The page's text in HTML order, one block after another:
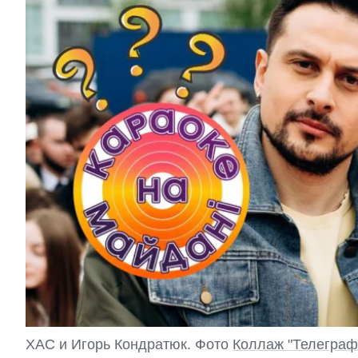
ХАС и Игорь Кондратюк. Фото Коллаж